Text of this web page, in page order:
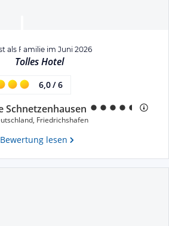
als Familie im Juni 2026
Tolles Hotel
6,0/ 6
Schnetzenhausen
, Friedrichshafen
Bewertung lesen